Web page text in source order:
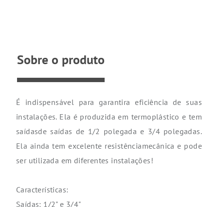
Sobre o produto
É indispensável para garantira eficiência de suas
instalações. Ela é produzida em termoplástico e tem
saídasde saídas de 1/2 polegada e 3/4 polegadas.
Ela ainda tem excelente resistênciamecânica e pode
ser utilizada em diferentes instalações!
Características:
Saídas: 1/2" e 3/4"